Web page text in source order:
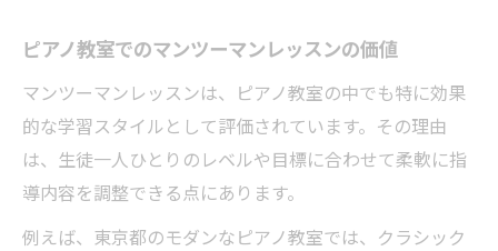
ピアノ教室でのマンツーマンレッスンの価値
マンツーマンレッスンは、ピアノ教室の中でも特に効果
的な学習スタイルとして評価されています。その理由
は、生徒一人ひとりのレベルや目標に合わせて柔軟に指
導内容を調整できる点にあります。
例えば、東京都のモダンなピアノ教室では、クラシック